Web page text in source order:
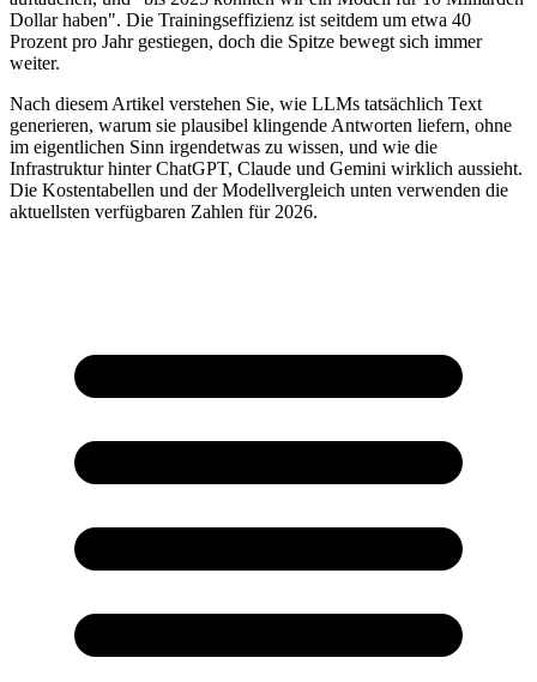
Dollar haben". Die Trainingseffizienz ist seitdem um etwa 40
Prozent pro Jahr gestiegen, doch die Spitze bewegt sich immer
weiter.
Nach diesem Artikel verstehen Sie, wie LLMs tatsächlich Text
generieren, warum sie plausibel klingende Antworten liefern, ohne
im eigentlichen Sinn irgendetwas zu wissen, und wie die
Infrastruktur hinter ChatGPT, Claude und Gemini wirklich aussieht.
Die Kostentabellen und der Modellvergleich unten verwenden die
aktuellsten verfügbaren Zahlen für 2026.